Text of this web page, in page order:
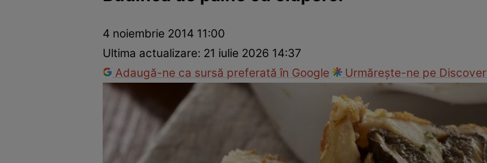
Mâncăruri rapideRețete cu legume
4 noiembrie 2014 11:00
Ultima actualizare: 21 iulie 2026 14:37
Adaugă-ne ca sursă preferată în Google
Urmărește-ne pe Discover